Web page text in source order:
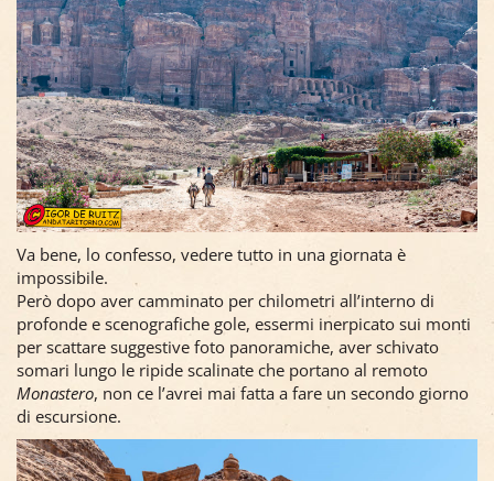
Va bene, lo confesso, vedere tutto in una giornata è
impossibile.
Però dopo aver camminato per chilometri all’interno di
profonde e scenografiche gole, essermi inerpicato sui monti
per scattare suggestive foto panoramiche, aver schivato
somari lungo le ripide scalinate che portano al remoto
Monastero, non ce l’avrei mai fatta a fare un secondo giorno
di escursione.